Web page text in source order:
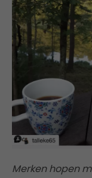
Merken hopen